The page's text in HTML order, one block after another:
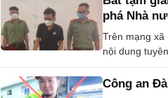
phá Nhà
Trên mạng xã
nội dung
Công an